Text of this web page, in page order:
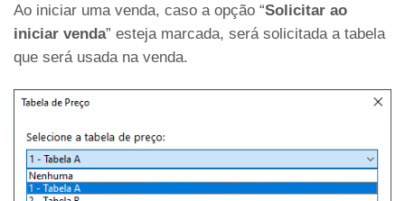
Ao iniciar uma venda, caso a opção “Solicitar ao
iniciar venda” esteja marcada, será solicitada a tabela
que será usada na venda.